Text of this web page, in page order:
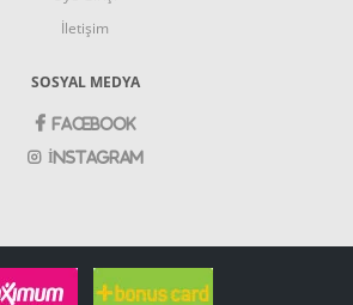
İletişim
SOSYAL MEDYA
Facebook
İnstagram